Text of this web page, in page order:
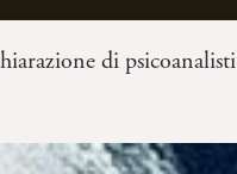
di psicoanalisti